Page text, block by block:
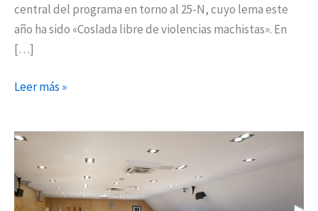
central del programa en torno al 25-N, cuyo lema este
año ha sido «Coslada libre de violencias machistas». En
[…]
Leer más »
Unión
partidos
en